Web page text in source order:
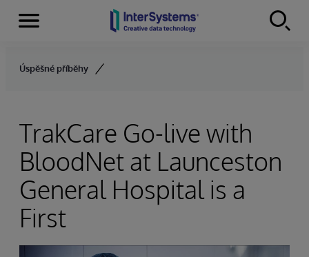
Skip to content
Menu
Úspěšné příběhy
TrakCare Go-live with
BloodNet at Launceston
General Hospital is a
First